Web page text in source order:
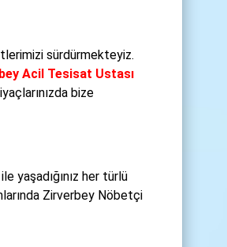
sürdürmekteyiz.
Acil Tesisat Ustası
bize
yaşadığınız her türlü
Zirverbey Nöbetçi